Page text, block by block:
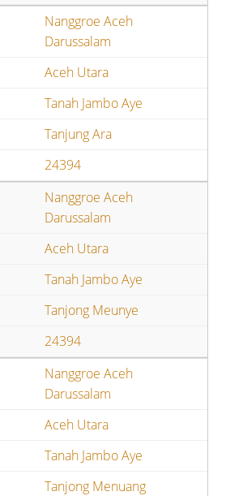
Nanggroe Aceh
Darussalam
Aceh Utara
Tanah Jambo Aye
Tanjung Ara
24394
Nanggroe Aceh
Darussalam
Aceh Utara
Tanah Jambo Aye
Tanjong Meunye
24394
Nanggroe Aceh
Darussalam
Aceh Utara
Tanah Jambo Aye
Tanjong Menuang